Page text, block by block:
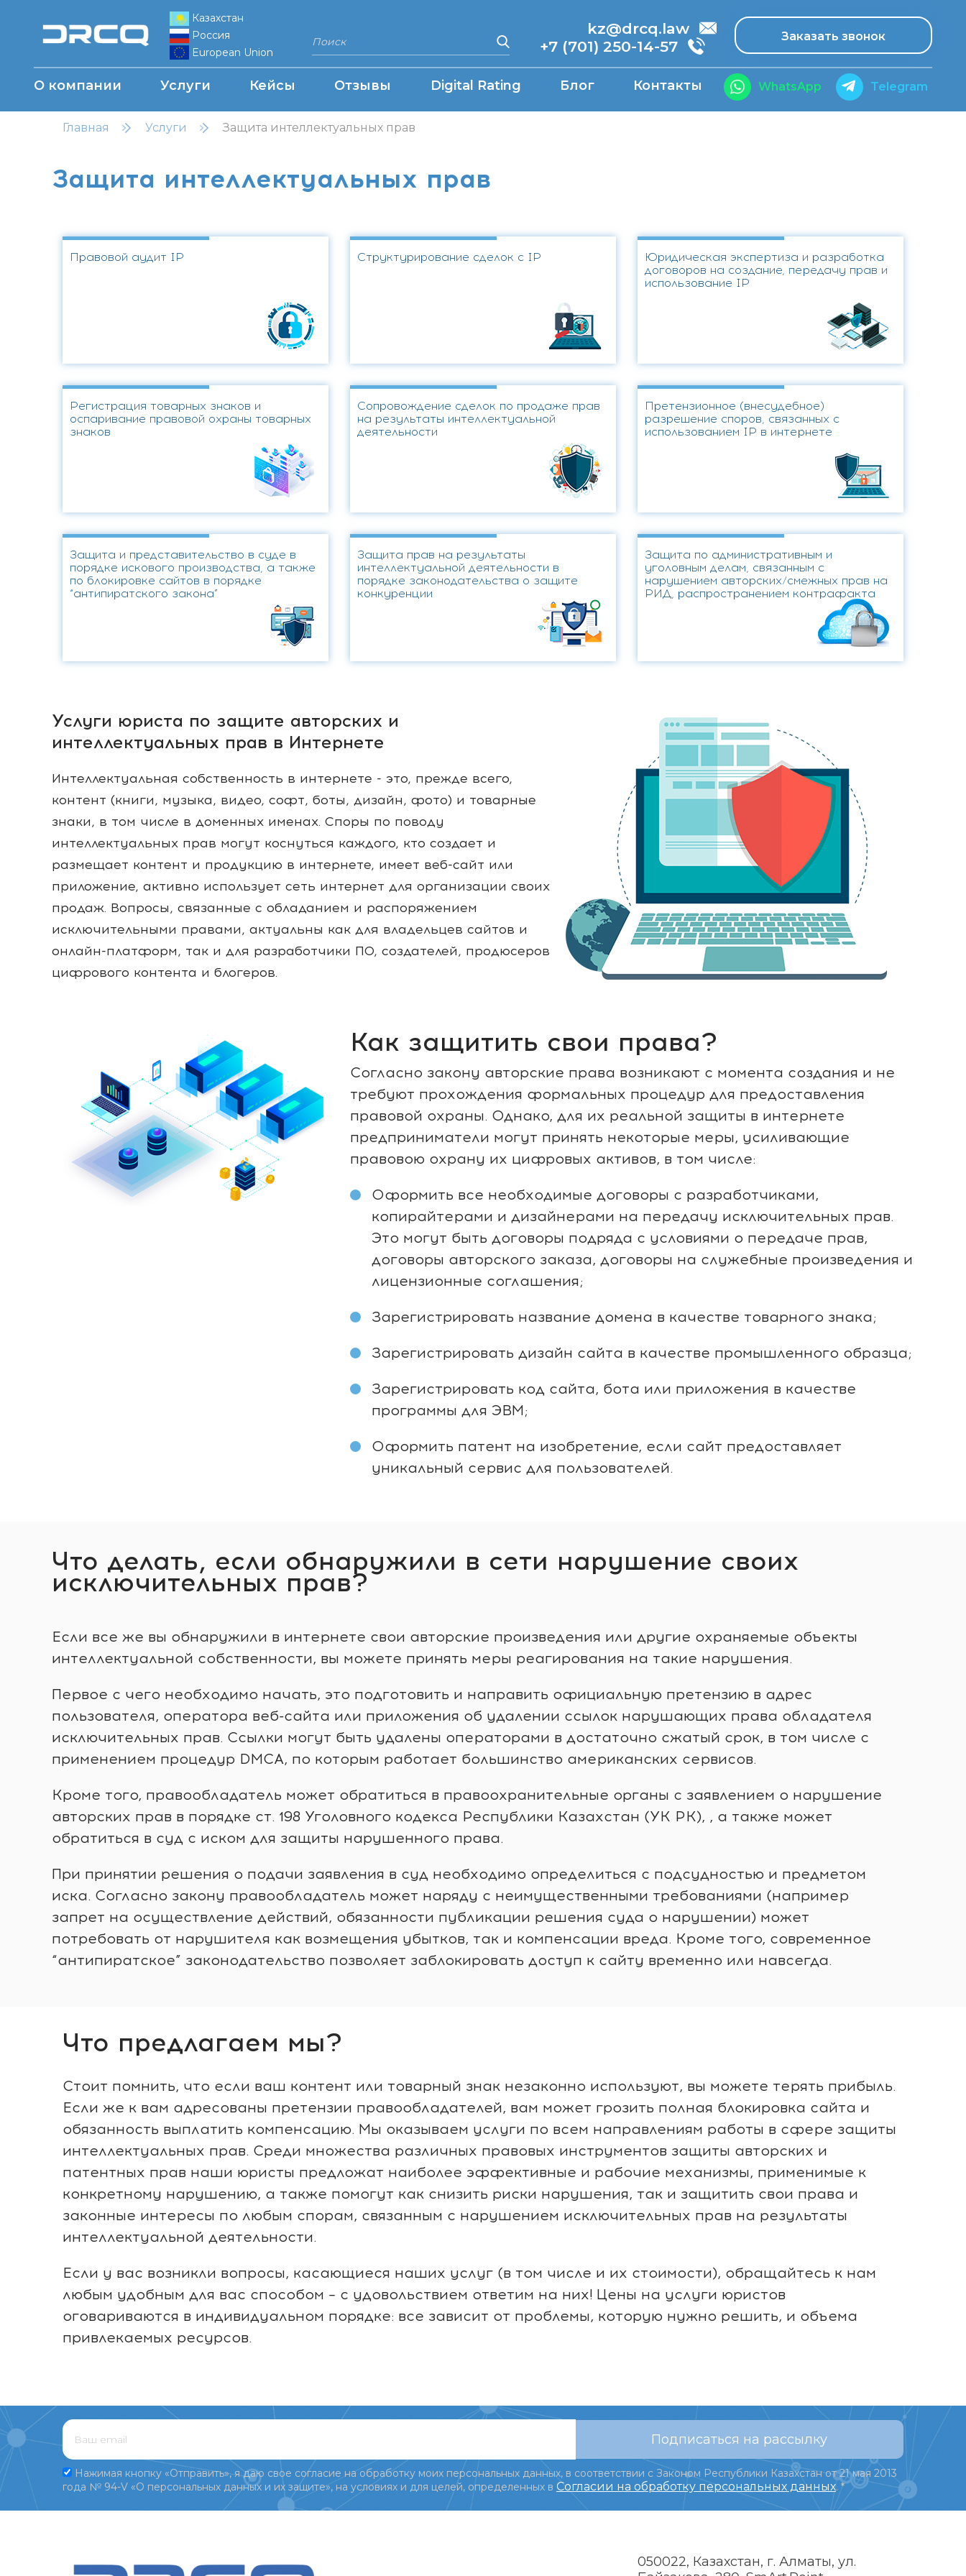
Казахстан
Россия
European Union
kz@drcq.law
+7 (701) 250-14-57
Заказать звонок
О компании Услуги Кейсы Отзывы Digital Rating Блог Контакты WhatsApp Telegram
Главная Услуги Защита интеллектуальных прав
Защита интеллектуальных прав
Правовой аудит IP Структурирование сделок с IP
Юридическая экспертиза и разработка
договоров на создание, передачу прав и
использование IP
Регистрация товарных знаков и
оспаривание правовой охраны товарных
знаков
Сопровождение сделок по продаже прав
на результаты интеллектуальной
деятельности
Претензионное (внесудебное)
разрешение споров, связанных с
использованием IP в интернете
Защита и представительство в суде в
порядке искового производства, а также
по блокировке сайтов в порядке
“антипиратского закона”
Защита прав на результаты
интеллектуальной деятельности в
порядке законодательства о защите
конкуренции
Защита по административным и
уголовным делам, связанным с
нарушением авторских/смежных прав на
РИД, распространением контрафакта
Услуги юриста по защите авторских и
интеллектуальных прав в Интернете
Интеллектуальная собственность в интернете - это, прежде всего,
контент (книги, музыка, видео, софт, боты, дизайн, фото) и товарные
знаки, в том числе в доменных именах. Споры по поводу
интеллектуальных прав могут коснуться каждого, кто создает и
размещает контент и продукцию в интернете, имеет веб-сайт или
приложение, активно использует сеть интернет для организации своих
продаж. Вопросы, связанные с обладанием и распоряжением
исключительными правами, актуальны как для владельцев сайтов и
онлайн-платформ, так и для разработчики ПО, создателей, продюсеров
цифрового контента и блогеров.
Как защитить свои права?
Согласно закону авторские права возникают с момента создания и не
требуют прохождения формальных процедур для предоставления
правовой охраны. Однако, для их реальной защиты в интернете
предприниматели могут принять некоторые меры, усиливающие
правовою охрану их цифровых активов, в том числе:
Оформить все необходимые договоры с разработчиками,
копирайтерами и дизайнерами на передачу исключительных прав.
Это могут быть договоры подряда с условиями о передаче прав,
договоры авторского заказа, договоры на служебные произведения и
лицензионные соглашения;
Зарегистрировать название домена в качестве товарного знака;
Зарегистрировать дизайн сайта в качестве промышленного образца;
Зарегистрировать код сайта, бота или приложения в качестве
программы для ЭВМ;
Оформить патент на изобретение, если сайт предоставляет
уникальный сервис для пользователей.
Что делать, если обнаружили в сети нарушение своих
исключительных прав?
Если все же вы обнаружили в интернете свои авторские произведения или другие охраняемые объекты
интеллектуальной собственности, вы можете принять меры реагирования на такие нарушения.
Первое с чего необходимо начать, это подготовить и направить официальную претензию в адрес
пользователя, оператора веб-сайта или приложения об удалении ссылок нарушающих права обладателя
исключительных прав. Ссылки могут быть удалены операторами в достаточно сжатый срок, в том числе с
применением процедур DMCA, по которым работает большинство американских сервисов.
Кроме того, правообладатель может обратиться в правоохранительные органы с заявлением о нарушение
авторских прав в порядке ст. 198 Уголовного кодекса Республики Казахстан (УК РК), , а также может
обратиться в суд с иском для защиты нарушенного права.
При принятии решения о подачи заявления в суд необходимо определиться с подсудностью и предметом
иска. Согласно закону правообладатель может наряду с неимущественными требованиями (например
запрет на осуществление действий, обязанности публикации решения суда о нарушении) может
потребовать от нарушителя как возмещения убытков, так и компенсации вреда. Кроме того, современное
“антипиратское” законодательство позволяет заблокировать доступ к сайту временно или навсегда.
Что предлагаем мы?
Стоит помнить, что если ваш контент или товарный знак незаконно используют, вы можете терять прибыль.
Если же к вам адресованы претензии правообладателей, вам может грозить полная блокировка сайта и
обязанность выплатить компенсацию. Мы оказываем услуги по всем направлениям работы в сфере защиты
интеллектуальных прав. Среди множества различных правовых инструментов защиты авторских и
патентных прав наши юристы предложат наиболее эффективные и рабочие механизмы, применимые к
конкретному нарушению, а также помогут как снизить риски нарушения, так и защитить свои права и
законные интересы по любым спорам, связанным с нарушением исключительных прав на результаты
интеллектуальной деятельности.
Если у вас возникли вопросы, касающиеся наших услуг (в том числе и их стоимости), обращайтесь к нам
любым удобным для вас способом – с удовольствием ответим на них! Цены на услуги юристов
оговариваются в индивидуальном порядке: все зависит от проблемы, которую нужно решить, и объема
привлекаемых ресурсов.
Подписаться на рассылку
Нажимая кнопку «Отправить», я даю свое согласие на обработку моих персональных данных, в соответствии с Законом Республики Казахстан от 21 мая 2013
года № 94-V «О персональных данных и их защите», на условиях и для целей, определенных в Согласии на обработку персональных данных. *
050022, Казахстан, г. Алматы, ул.